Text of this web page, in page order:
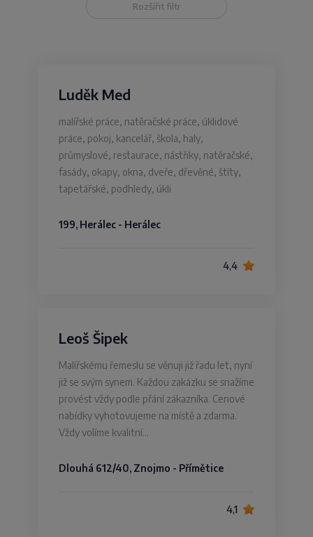
Rozšířit filtr
Luděk Med
malířské práce, natěračské práce, úklidové
práce, pokoj, kancelář, škola, haly,
průmyslové, restaurace, nástřiky, natěračské,
fasády, okapy, okna, dveře, dřevěné, štíty,
tapetářské, podhledy, úkli
199, Herálec - Herálec
4,4
Leoš Šipek
Malířskému řemeslu se věnuji již řadu let, nyní
již se svým synem. Každou zakázku se snažíme
provést vždy podle přání zákazníka. Cenové
nabídky vyhotovujeme na místě a zdarma.
Vždy volíme kvalitní…
Dlouhá 612/40, Znojmo - Přímětice
4,1